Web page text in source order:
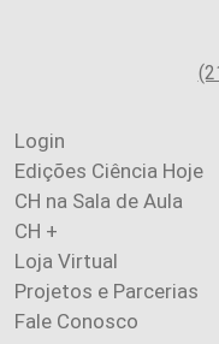
Login
Edições Ciência Hoje
CH na Sala de Aula
CH +
Loja Virtual
Projetos e Parcerias
Fale Conosco